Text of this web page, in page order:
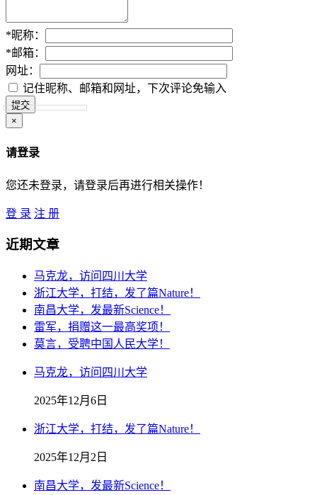
*昵称：
*邮箱：
网址：
记住昵称、邮箱和网址，下次评论免输入
×
请登录
您还未登录，请登录后再进行相关操作！
登 录 注 册
近期文章
马克龙，访问四川大学
浙江大学，打结，发了篇Nature！
南昌大学，发最新Science！
雷军，捐赠这一最高奖项！
莫言，受聘中国人民大学！
马克龙，访问四川大学
2025年12月6日
浙江大学，打结，发了篇Nature！
2025年12月2日
南昌大学，发最新Science！